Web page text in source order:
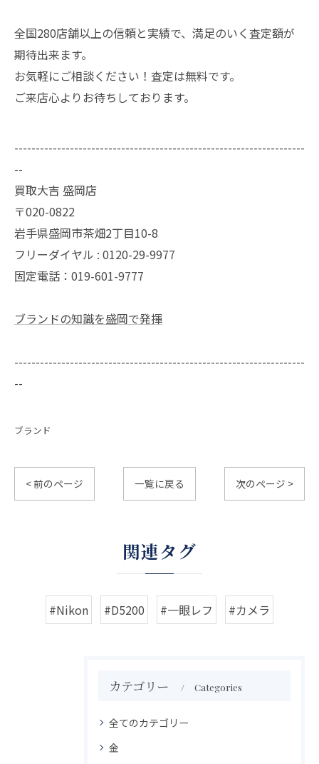
全国280店舗以上の信頼と実績で、満足のいく査定額が
期待出来ます。
お気軽にご相談ください！査定は無料です。
ご来店心よりお待ちしております。
--------------------------------------------------------------------
--
買取大吉 盛岡店
〒020-0822
岩手県盛岡市茶畑2丁目10-8
フリーダイヤル : 0120-29-9977
固定電話：019-601-9777
ブランドの知識を盛岡で発揮
--------------------------------------------------------------------
--
ブランド
< 前のページ 一覧に戻る 次のページ >
関連タグ
#Nikon #D5200 #一眼レフ #カメラ
カテゴリー Categories
全てのカテゴリー
金